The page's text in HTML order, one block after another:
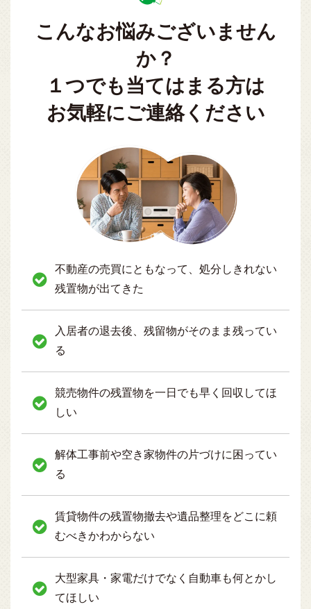
こんなお悩みございません
か？
１つでも当てはまる方は
お気軽にご連絡ください
不動産の売買にともなって、処分しきれない
残置物が出てきた
入居者の退去後、残留物がそのまま残ってい
る
競売物件の残置物を一日でも早く回収してほ
しい
解体工事前や空き家物件の片づけに困ってい
る
賃貸物件の残置物撤去や遺品整理をどこに頼
むべきかわからない
大型家具・家電だけでなく自動車も何とかし
てほしい